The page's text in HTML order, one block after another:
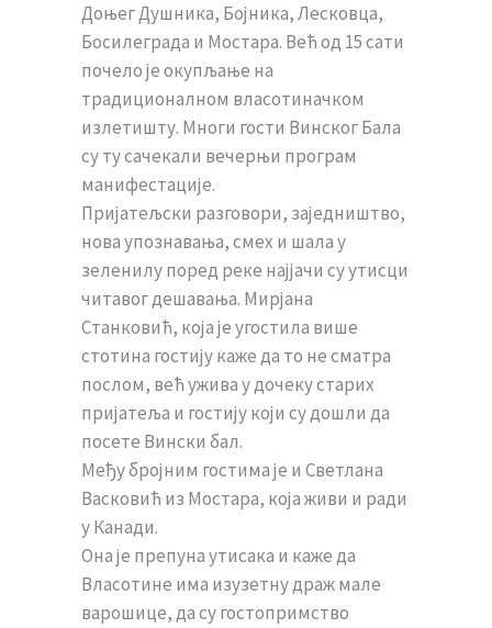
Доњег Душника, Бојника, Лесковца,
Босилеграда и Мостара. Већ од 15 сати
почело је окупљање на
традиционалном власотиначком
излетишту. Многи гости Винског Бала
су ту сачекали вечерњи програм
манифестације.
Пријатељски разговори, заједништво,
нова упознавања, смех и шала у
зеленилу поред реке најјачи су утисци
читавог дешавања. Мирјана
Станковић, која је угостила више
стотина гостију каже да то не сматра
послом, већ ужива у дочеку старих
пријатеља и гостију који су дошли да
посете Вински бал.
Међу бројним гостима је и Светлана
Васковић из Мостара, која живи и ради
у Канади.
Она је препуна утисака и каже да
Власотине има изузетну драж мале
варошице, да су гостопримство